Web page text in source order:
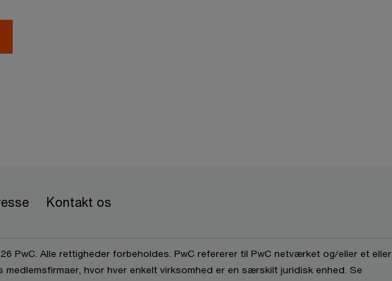
Kontakt os
PwC. Alle rettigheder forbeholdes. PwC refererer til PwC netværket og/eller et eller
medlemsfirmaer, hvor hver enkelt virksomhed er en særskilt juridisk enhed. Se